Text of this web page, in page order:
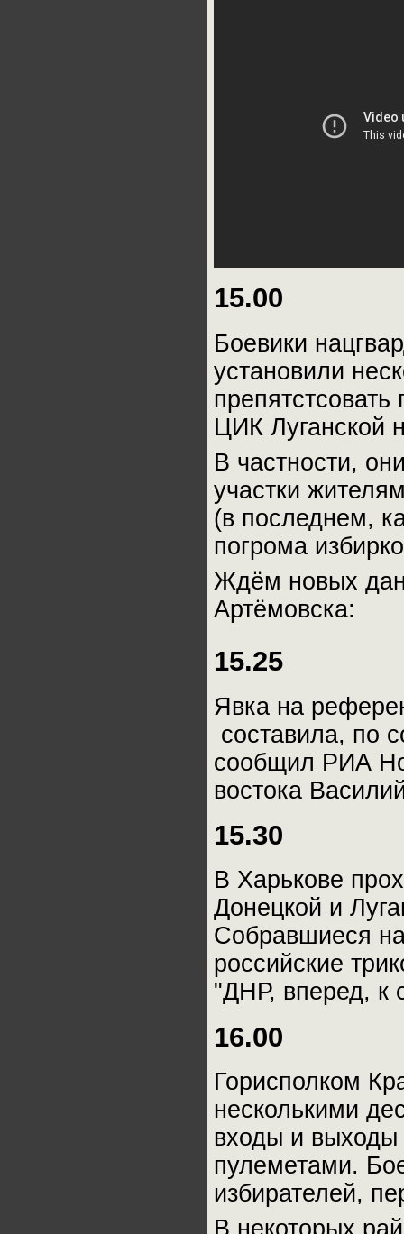
15.00
Боевики
установили
ЦИК Луганской
В частности,
участки
(в последнем,
погрома
Ждём новых
Артёмовска:
15.25
Явка на
составила, по
сообщил РИА
востока
15.30
В Харькове
Донецкой и
Собравшиеся
российские
"ДНР, вперед, к
16.00
Горисполком
несколькими
входы и выходы
пулеметами.
избирателей,
В некоторых